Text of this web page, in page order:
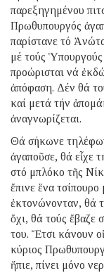
παρεξηγημένου
Πρωθυπουργός
παρίστανε τό
μέ τούς Ὑπουργούς
προώρισται νά
ἀπόφαση. Δέν θά
καί μετά τήν
ἀναγνωρίζεται.
Θά σήκωνε
ἀγαποῦσε, θά εἶχε
στό μπλόκο τῆς
ἔπινε ἕνα
ἐκτονώνονταν, θά
ὄχι, θά τούς ἔβαζε
του. Ἔτσι κάνουν
κύριος
ἤπιε, πίνει μόνο